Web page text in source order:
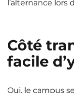
Saint-Ouen
l’alternance lors
Côté
facile
Oui, le campus